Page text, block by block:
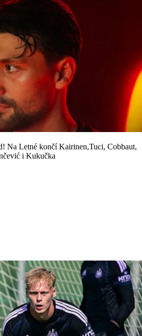
Na Letné končí Kairinen,Tuci, Cobbaut,
i Kukučka